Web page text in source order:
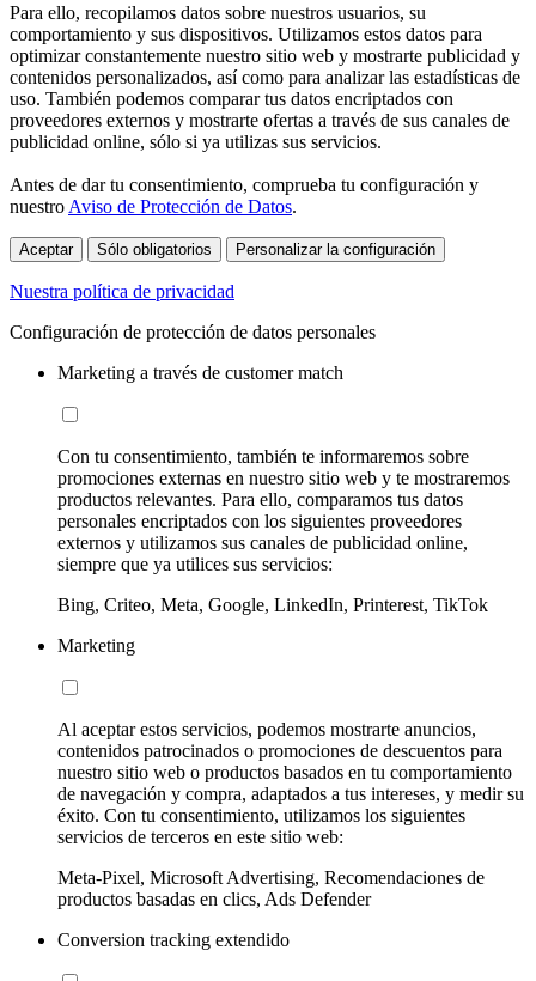
Para ello, recopilamos datos sobre nuestros usuarios, su
comportamiento y sus dispositivos. Utilizamos estos datos para
optimizar constantemente nuestro sitio web y mostrarte publicidad y
contenidos personalizados, así como para analizar las estadísticas de
uso. También podemos comparar tus datos encriptados con
proveedores externos y mostrarte ofertas a través de sus canales de
publicidad online, sólo si ya utilizas sus servicios.
Antes de dar tu consentimiento, comprueba tu configuración y
nuestro Aviso de Protección de Datos.
Aceptar Sólo obligatorios Personalizar la configuración
Nuestra política de privacidad
Configuración de protección de datos personales
Marketing a través de customer match
Con tu consentimiento, también te informaremos sobre
promociones externas en nuestro sitio web y te mostraremos
productos relevantes. Para ello, comparamos tus datos
personales encriptados con los siguientes proveedores
externos y utilizamos sus canales de publicidad online,
siempre que ya utilices sus servicios:
Bing, Criteo, Meta, Google, LinkedIn, Printerest, TikTok
Marketing
Al aceptar estos servicios, podemos mostrarte anuncios,
contenidos patrocinados o promociones de descuentos para
nuestro sitio web o productos basados en tu comportamiento
de navegación y compra, adaptados a tus intereses, y medir su
éxito. Con tu consentimiento, utilizamos los siguientes
servicios de terceros en este sitio web:
Meta-Pixel, Microsoft Advertising, Recomendaciones de
productos basadas en clics, Ads Defender
Conversion tracking extendido